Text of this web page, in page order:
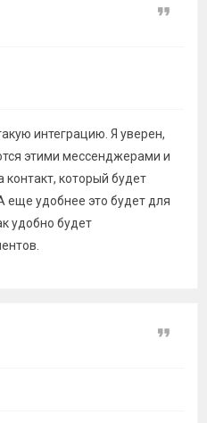
Цитата
интеграцию. Я уверен,
этими мессенджерами и
который будет
еще удобнее это будет для
удобно будет
Цитата